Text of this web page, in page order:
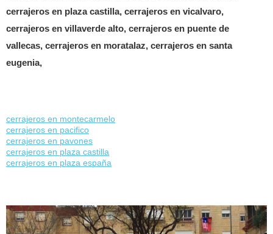
cerrajeros en plaza castilla, cerrajeros en vicalvaro,
cerrajeros en villaverde alto, cerrajeros en puente de
vallecas, cerrajeros en moratalaz, cerrajeros en santa
eugenia,
cerrajeros en montecarmelo
cerrajeros en pacifico
cerrajeros en pavones
cerrajeros en plaza castilla
cerrajeros en plaza españa